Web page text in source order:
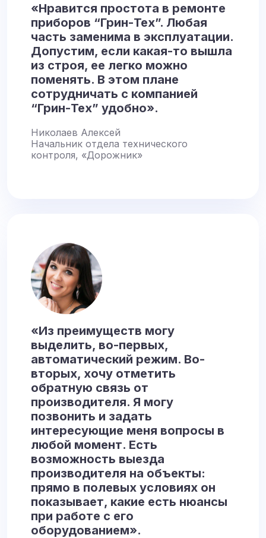
«Нравится простота в ремонте
приборов “Грин-Тех”. Любая
часть заменима в эксплуатации.
Допустим, если какая-то вышла
из строя, ее легко можно
поменять. В этом плане
сотрудничать с компанией
“Грин-Тех” удобно».
Николаев Алексей
Начальник отдела технического
контроля, «Дорожник»
«Из преимуществ могу
выделить, во-первых,
автоматический режим. Во-
вторых, хочу отметить
обратную связь от
производителя. Я могу
позвонить и задать
интересующие меня вопросы в
любой момент. Есть
возможность выезда
производителя на объекты:
прямо в полевых условиях он
показывает, какие есть нюансы
при работе с его
оборудованием».